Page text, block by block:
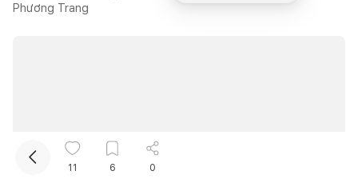
Phương Trang
11 6 0